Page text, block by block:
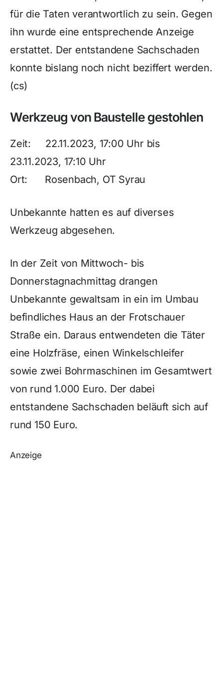
für die Taten verantwortlich zu sein. Gegen
ihn wurde eine entsprechende Anzeige
erstattet. Der entstandene Sachschaden
konnte bislang noch nicht beziffert werden.
(cs)
Werkzeug von Baustelle gestohlen
Zeit: 22.11.2023, 17:00 Uhr bis
23.11.2023, 17:10 Uhr
Ort: Rosenbach, OT Syrau
Unbekannte hatten es auf diverses
Werkzeug abgesehen.
In der Zeit von Mittwoch- bis
Donnerstagnachmittag drangen
Unbekannte gewaltsam in ein im Umbau
befindliches Haus an der Frotschauer
Straße ein. Daraus entwendeten die Täter
eine Holzfräse, einen Winkelschleifer
sowie zwei Bohrmaschinen im Gesamtwert
von rund 1.000 Euro. Der dabei
entstandene Sachschaden beläuft sich auf
rund 150 Euro.
Anzeige